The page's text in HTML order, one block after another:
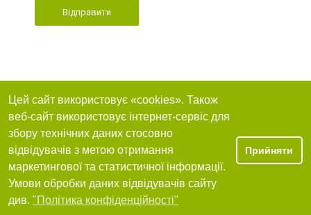
Відправити
Цей сайт використовує «cookies». Також
веб-сайт використовує інтернет-сервіс для
збору технічних даних стосовно
відвідувачів з метою отримання
маркетингової та статистичної інформації.
Умови обробки даних відвідувачів сайту
див. "Політика конфіденційності"
Прийняти